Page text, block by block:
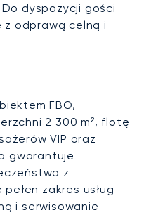
dyspozycji gości
odprawą celną i
FBO,
2 300 m², flotę
VIP oraz
gwarantuje
z
zakres usług
i serwisowanie